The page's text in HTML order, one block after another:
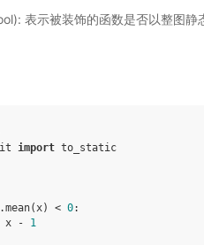
表示被装饰的函数是否以整图静
import to_static
.mean(x) < 0:
x -
1